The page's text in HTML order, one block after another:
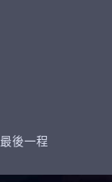
後一程